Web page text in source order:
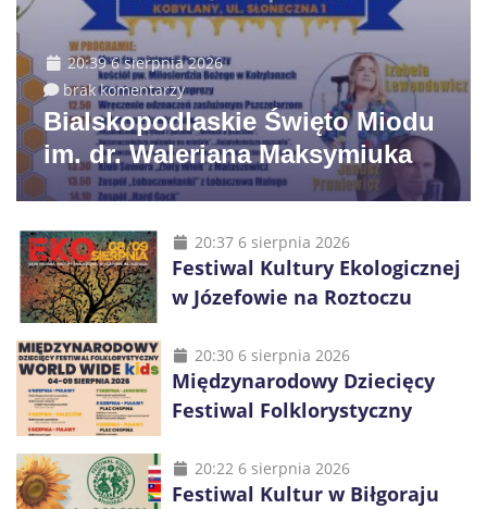
20:39 6 sierpnia 2026
brak komentarzy
Bialskopodlaskie Święto Miodu
im. dr. Waleriana Maksymiuka
20:37 6 sierpnia 2026
Festiwal Kultury Ekologicznej
w Józefowie na Roztoczu
20:30 6 sierpnia 2026
Międzynarodowy Dziecięcy
Festiwal Folklorystyczny
20:22 6 sierpnia 2026
Festiwal Kultur w Biłgoraju